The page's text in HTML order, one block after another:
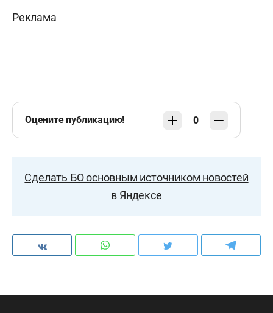
Реклама
Оцените публикацию! 0
Сделать БО основным источником новостей
в Яндексе